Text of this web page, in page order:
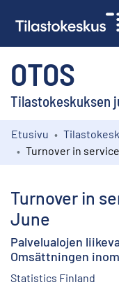
OTOS
Tilastokeskuksen
Kokoelmat
Etusivu
Turnover in
June
Palvelualojen
Omsättningen
Statistics Finland